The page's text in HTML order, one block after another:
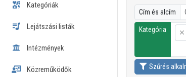
Kategóriák
Lejátszási listák
Intézmények
Közreműködők
Cím és alcím
Kategória
×
Szűrés